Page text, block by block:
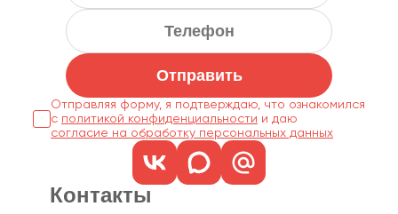
Отправить
Отправляя форму, я подтверждаю, что ознакомился
с политикой конфиденциальности
согласие на обработку персональных данных
Контакты